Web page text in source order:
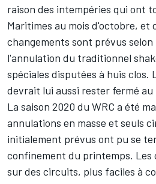
raison des intempéries qui ont
Maritimes au mois d'octobre, et
changements sont prévus
l'annulation du traditionnel
spéciales disputées à huis clos.
devrait lui aussi rester fermé au
La saison 2020 du WRC a été
annulations en masse et seuls
initialement prévus ont pu se
confinement du printemps. Les
sur des circuits, plus faciles à